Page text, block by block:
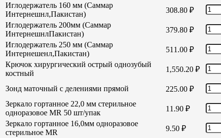
Иглодержатель 160 мм (Саммар
Интернешнл,Пакистан)
308.80 ₽
Иглодержатель 200мм (Саммар
ИнтернешнлПакистан)
379.80 ₽
Иглодержатель 250 мм (Саммар
Интернешенл,Пакистан)
511.00 ₽
Крючок хирургический острый однозубый
костный
1,550.20 ₽
Зонд маточный с делениями прямой 225.00 ₽
Зеркало гортанное 22,0 мм стерильное
одноразовое MR 50 шт/упак
11.90 ₽
Зеркало гортанное 16,0мм одноразовое
стерильное MR
9.50 ₽